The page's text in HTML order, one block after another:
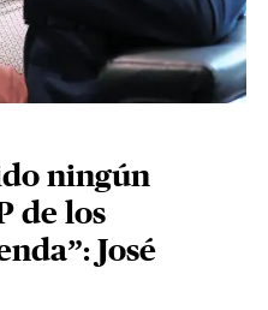
ningún
de los
José